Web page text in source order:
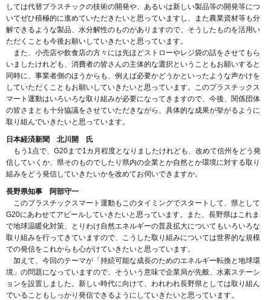
しては代替プラスチックの技術の開発や、あるいは新しい製品等の開発等につ
いてぜひ積極的に進めていただきたいと思っていますし、また農業資材等も分
解できるような製品、水分解性のものがありますので、そうしたものを活用い
ただくことも今後お願いしていきたいと思っています。
また、小売店や飲食店の方々には先ほどストローやレジ袋の話をさせてもら
いましたけれども、消費者の皆さんの主体的な選択ということもお願いすると
同時に、事業者側のほうからも、例えば必要かどうかといったような声かけを
していただくこともお願いしていきたいと思っています。このプラスチックス
マート運動はいろいろな取り組みが必要になってきますので、今後、関係団体
の皆さまとも十分協議をさせていただきながら、具体的な成果が挙がるように
取り組んでいきたいと思っています。
日本経済新聞 北川開 氏
もう1点で、G20まで1カ月程度となりましたけれども、改めて信州をどう発
信していくか、県そのものでしたり県内の企業とか自然とか環境に対する取り
組みをどう発信していきたいかを改めてお伺いできますか。
長野県知事 阿部守一
このプラスチックスマート運動もこのタイミングでスタートして、県として
G20にあわせてアピールしていきたいと思っています。また、長野県はこれま
で地球温暖化対策、とりわけ自然エネルギーの普及拡大についてもいろいろな
取り組みを行ってきていますので、こうした取り組みについては世界的な規模
での発信をこれからも心がけていきたいと思っています。
加えて、今回のテーマが「持続可能な成長のためのエネルギー転換と地球環
境」の問題になっていますので、そういう意味で企業局が先般、水素ステーシ
ョンを設置しました。新しい時代に向けて、われわれ長野県としては取り組ん
でいることもしっかり発信できるようにしていきたいと思っています。